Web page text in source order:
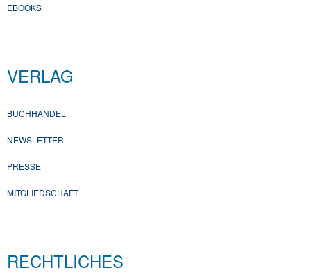
EBOOKS
VERLAG
BUCHHANDEL
NEWSLETTER
PRESSE
MITGLIEDSCHAFT
RECHTLICHES